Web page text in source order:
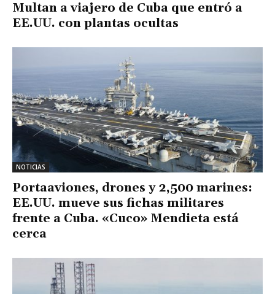
Multan a viajero de Cuba que entró a
EE.UU. con plantas ocultas
NOTICIAS
Portaaviones, drones y 2,500 marines:
EE.UU. mueve sus fichas militares
frente a Cuba. «Cuco» Mendieta está
cerca